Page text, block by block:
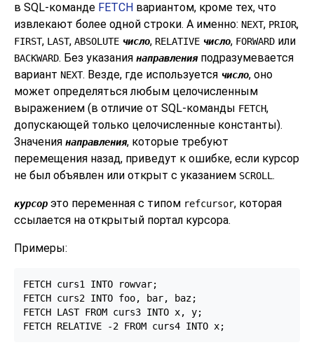
в SQL-команде FETCH вариантом, кроме тех, что
извлекают более одной строки. А именно: NEXT, PRIOR,
FIRST, LAST, ABSOLUTE число, RELATIVE число, FORWARD или
BACKWARD. Без указания направленияподразумевается
вариант NEXT. Везде, где используется число, оно
может определяться любым целочисленным
выражением (в отличие от SQL-команды FETCH,
допускающей только целочисленные константы).
Значения направления, которые требуют
перемещения назад, приведут к ошибке, если курсор
не был объявлен или открыт с указанием SCROLL.
курсор это переменная с типом refcursor, которая
ссылается на открытый портал курсора.
Примеры:
FETCH curs1 INTO rowvar;
FETCH curs2 INTO foo, bar, baz;
FETCH LAST FROM curs3 INTO x, y;
FETCH RELATIVE -2 FROM curs4 INTO x;